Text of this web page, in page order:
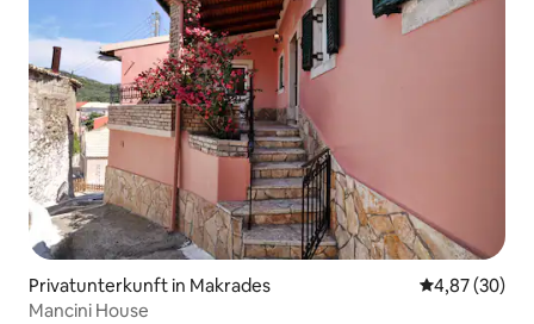
Privatunterkunft in Makrades
4,87 (30)
Mancini House